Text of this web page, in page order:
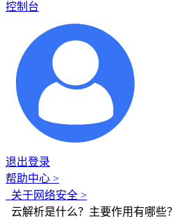
控制台
退出登录
帮助中心 >
关于网络安全 >
云解析是什么？主要作用有哪些？